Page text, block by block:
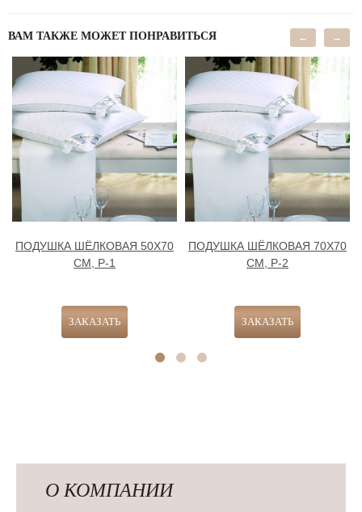
ВАМ ТАКЖЕ МОЖЕТ ПОНРАВИТЬСЯ
ПОДУШКА ШЁЛКОВАЯ 50Х70
СМ, Р-1
ПОДУШКА ШЁЛКОВАЯ 70Х70
СМ, Р-2
← →
О КОМПАНИИ